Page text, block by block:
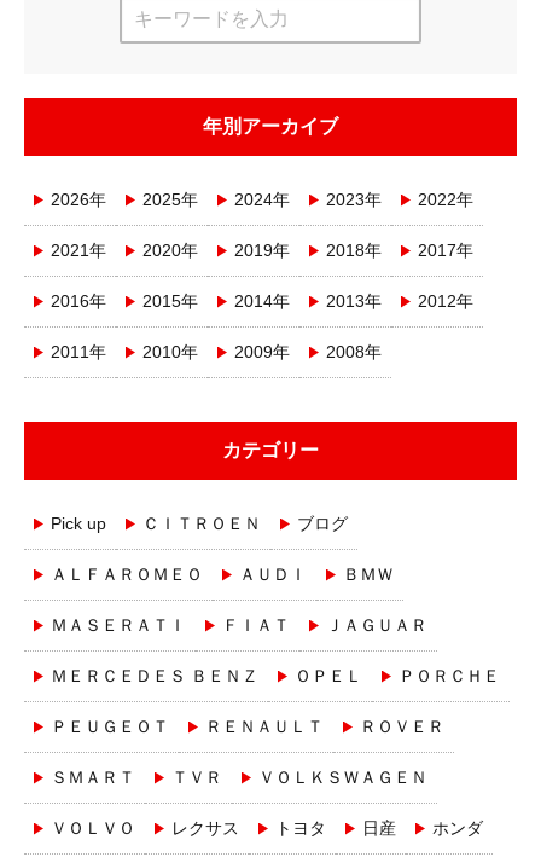
年別アーカイブ
2026年 2025年 2024年 2023年 2022年
2021年 2020年 2019年 2018年 2017年
2016年 2015年 2014年 2013年 2012年
2011年 2010年 2009年 2008年
カテゴリー
Pick up ＣＩＴＲＯＥＮ ブログ
ＡＬＦＡＲＯＭＥＯ ＡＵＤＩ ＢＭＷ
ＭＡＳＥＲＡＴＩ ＦＩＡＴ ＪＡＧＵＡＲ
ＭＥＲＣＥＤＥＳ ＢＥＮＺ ＯＰＥＬ ＰＯＲＣＨＥ
ＰＥＵＧＥＯＴ ＲＥＮＡＵＬＴ ＲＯＶＥＲ
ＳＭＡＲＴ ＴＶＲ ＶＯＬＫＳＷＡＧＥＮ
ＶＯＬＶＯ レクサス トヨタ 日産 ホンダ